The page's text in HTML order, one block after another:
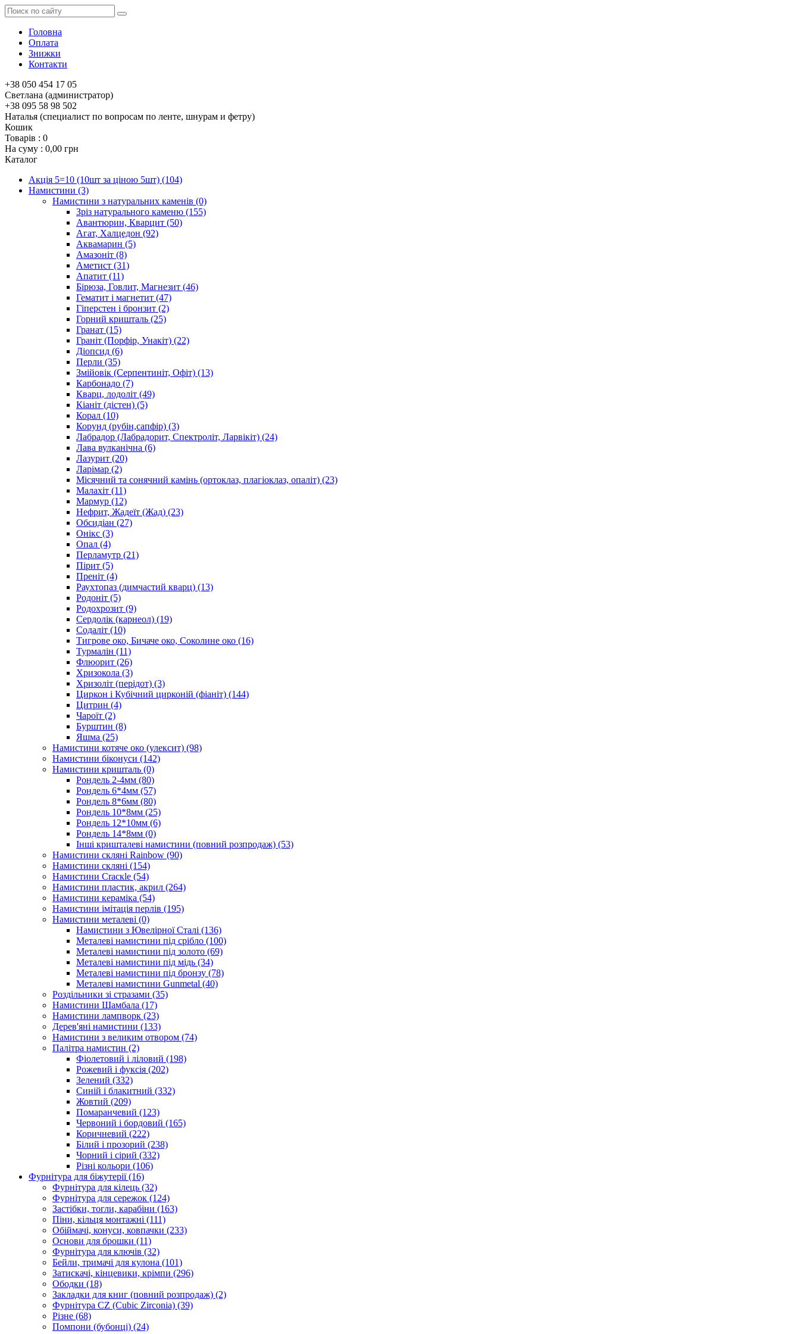
Головна
Оплата
Знижки
Контакти
+38 050 454 17 05
Светлана (администратор)
+38 095 58 98 502
Наталья (специалист по вопросам по ленте, шнурам и фетру)
Кошик
Товарів : 0
На суму : 0,00 грн
Каталог
Акція 5=10 (10шт за ціною 5шт) (104)
Намистини (3)
Намистини з натуральних каменів (0)
Зріз натурального каменю (155)
Авантюрин, Кварцит (50)
Агат, Халцедон (92)
Аквамарин (5)
Амазоніт (8)
Аметист (31)
Апатит (11)
Бірюза, Говлит, Магнезит (46)
Гематит і магнетит (47)
Гіперстен і бронзит (2)
Горний кришталь (25)
Гранат (15)
Граніт (Порфір, Унакіт) (22)
Діопсид (6)
Перли (35)
Змійовік (Серпентиніт, Офіт) (13)
Карбонадо (7)
Кварц, лодоліт (49)
Кіаніт (дістен) (5)
Корал (10)
Корунд (рубін,сапфір) (3)
Лабрадор (Лабрадорит, Спектроліт, Ларвікіт) (24)
Лава вулканічна (6)
Лазурит (20)
Ларімар (2)
Місячний та сонячний камінь (ортоклаз, плагіоклаз, опаліт) (23)
Малахіт (11)
Мармур (12)
Нефрит, Жадеїт (Жад) (23)
Обсидіан (27)
Онікс (3)
Опал (4)
Перламутр (21)
Пірит (5)
Преніт (4)
Раухтопаз (димчастий кварц) (13)
Родоніт (5)
Родохрозит (9)
Сердолік (карнеол) (19)
Содаліт (10)
Тигрове око, Бичаче око, Соколине око (16)
Турмалін (11)
Флюорит (26)
Хризокола (3)
Хризоліт (перідот) (3)
Циркон і Кубічний цирконій (фіаніт) (144)
Цитрин (4)
Чароїт (2)
Бурштин (8)
Яшма (25)
Намистини котяче око (улексит) (98)
Намистини біконуси (142)
Намистини кришталь (0)
Рондель 2-4мм (80)
Рондель 6*4мм (57)
Рондель 8*6мм (80)
Рондель 10*8мм (25)
Рондель 12*10мм (6)
Рондель 14*8мм (0)
Інші кришталеві намистини (повний розпродаж) (53)
Намистини скляні Rainbow (90)
Намистини скляні (154)
Намистини Cracкle (54)
Намистини пластик, акрил (264)
Намистини кераміка (54)
Намистини імітація перлів (195)
Намистини металеві (0)
Намистини з Ювелірної Сталі (136)
Металеві намистини під срібло (100)
Металеві намистини під золото (69)
Металеві намистини під мідь (34)
Металеві намистини під бронзу (78)
Металеві намистини Gunmetal (40)
Роздільники зі стразами (35)
Намистини Шамбала (17)
Намистини лампворк (23)
Дерев'яні намистини (133)
Намистини з великим отвором (74)
Палітра намистин (2)
Фіолетовий і ліловий (198)
Рожевий і фуксія (202)
Зелений (332)
Синій і блакитний (332)
Жовтий (209)
Помаранчевий (123)
Червоний і бордовий (165)
Коричневий (222)
Білий і прозорий (238)
Чорний і сірий (332)
Різні кольори (106)
Фурнітура для біжутерії(16)
Фурнітура для кілець (32)
Фурнітура для сережок (124)
Застібки, тогли, карабіни (163)
Піни, кільця монтажні (111)
Обіймачі, конуси, ковпачки (233)
Основи для брошки (11)
Фурнітура для ключів (32)
Бейли, тримачі для кулона (101)
Затискачі, кінцевики, крімпи (296)
Ободки (18)
Закладки для книг (повний розпродаж) (2)
Фурнітура CZ (Cubic Zirconia) (39)
Різне (68)
Помпони (бубонці) (24)